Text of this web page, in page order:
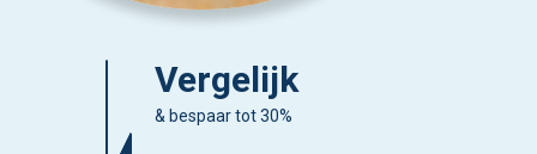
Vergelijk
& bespaar tot 30%